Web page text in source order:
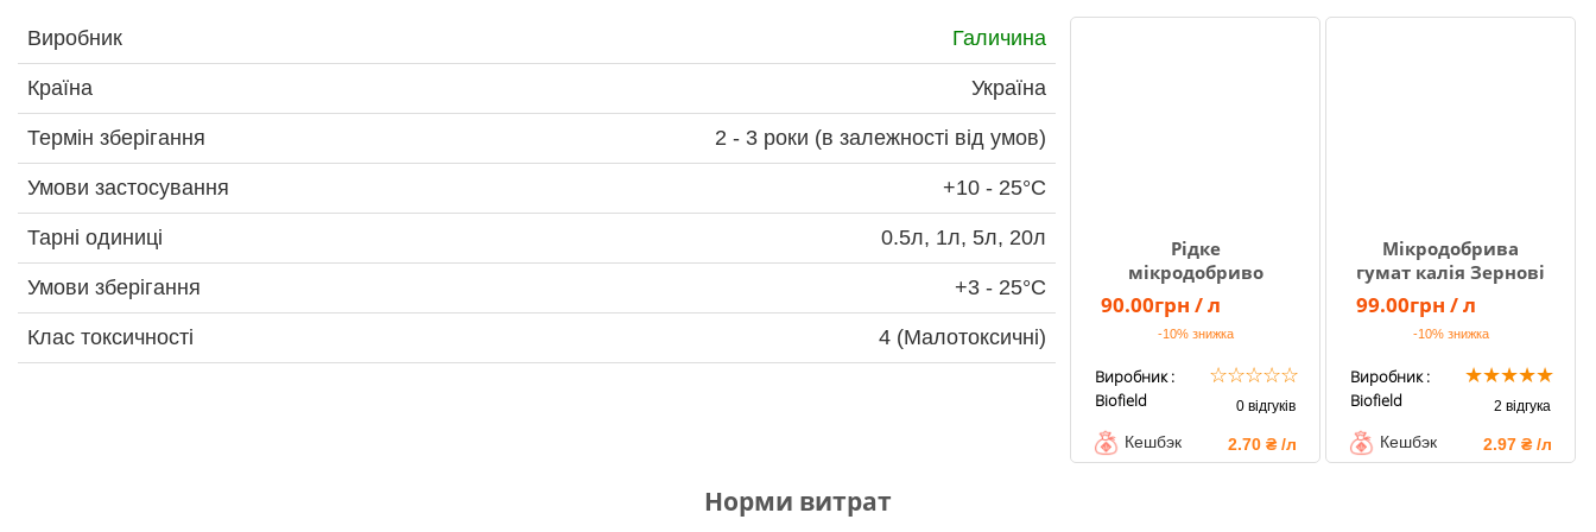
Виробник Галичина
Країна Україна
Термін зберігання 2 - 3 роки (в залежності від умов)
Умови застосування +10 - 25°С
Тарні одиниці 0.5л, 1л, 5л, 20л
Умови зберігання +3 - 25°С
Клас токсичності 4 (Малотоксичні)
Рідке
мікродобриво
Гумат калію
біофілд
90.00грн / л
-10%знижка
Виробник :
Biofield
☆☆☆☆☆
0 відгуків
Кешбэк 2.70 ₴ /л
Мікродобрива
гумат калія Зернові
біофілд на
пшеницю , ячмінь
99.00грн / л
-10%знижка
Виробник :
Biofield
★★★★★
2 відгука
Кешбэк 2.97 ₴ /л
Норми витрат